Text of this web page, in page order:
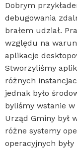
Dobrym
debugowania
brałem udział.
względu na
aplikacje
Stworzyliśmy
różnych
jednak było
byliśmy wstanie
Urząd Gminy był
różne systemy
operacyjnych